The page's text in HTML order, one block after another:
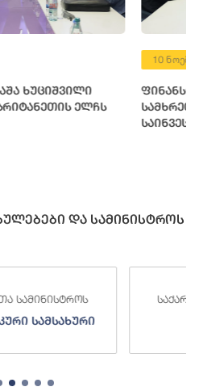
ხუციშვილი
ელჩს
10
სამხრეთ
და სამინისტროს
სამინისტროს
სამსახური